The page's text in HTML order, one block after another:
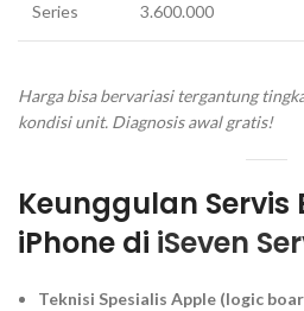
Series
3.600.000
Harga bisa bervariasi tergantung
kondisi unit. Diagnosis awal gratis!
Keunggulan Servis
iPhone di iSeven
Teknisi Spesialis Apple (logic